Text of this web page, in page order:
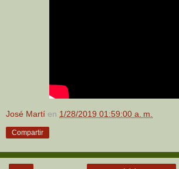
José Martí en 1/28/2019 01:59:00 a. m.
Compartir